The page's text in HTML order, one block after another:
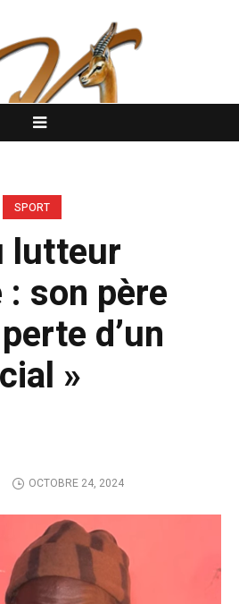
SPORT
lutteur
son père
d’un
»
OCTOBRE 24, 2024